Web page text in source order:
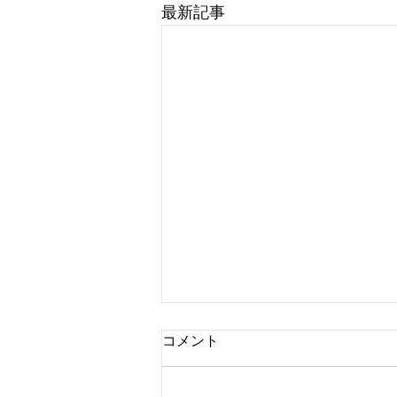
最新記事
ナビレンスジャパンユーザー
コメント